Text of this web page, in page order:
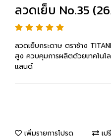
ลวดเย็บ No.35
ลวดเย็บกระดาษ ตราช้าง
สูง ควบคุมการผลิตด้วยเทคโนโ
แลนด์
เพิ่มรายการโปรด เป